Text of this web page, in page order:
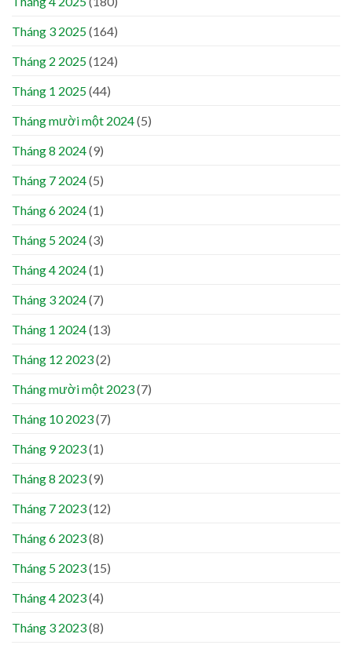
Tháng 3 2025(164)
Tháng 2 2025(124)
Tháng 1 2025(44)
Tháng mười một 2024(5)
Tháng 8 2024(9)
Tháng 7 2024(5)
Tháng 6 2024(1)
Tháng 5 2024(3)
Tháng 4 2024(1)
Tháng 3 2024(7)
Tháng 1 2024(13)
Tháng 12 2023(2)
Tháng mười một 2023(7)
Tháng 10 2023(7)
Tháng 9 2023(1)
Tháng 8 2023(9)
Tháng 7 2023(12)
Tháng 6 2023(8)
Tháng 5 2023(15)
Tháng 4 2023(4)
Tháng 3 2023(8)